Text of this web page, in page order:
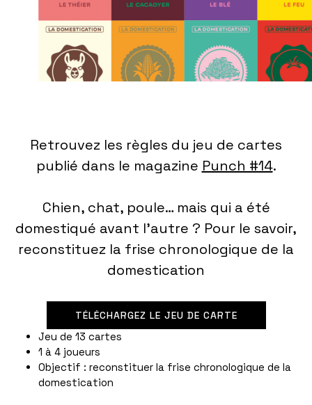
Retrouvez les règles du jeu de cartes
publié dans le magazine Punch #14.
Chien, chat, poule… mais qui a été
domestiqué avant l’autre ? Pour le savoir,
reconstituez la frise chronologique de la
domestication
TÉLÉCHARGEZ LE JEU DE CARTE
Jeu de 13 cartes
1 à 4 joueurs
Objectif : reconstituer la frise chronologique de la
domestication